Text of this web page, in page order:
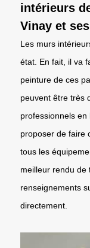
intérieurs
Vinay et
Les murs
état. En fait, il va
peinture de ces
peuvent être très
professionnels
proposer de faire
tous les
meilleur rendu de
renseignements
directement.